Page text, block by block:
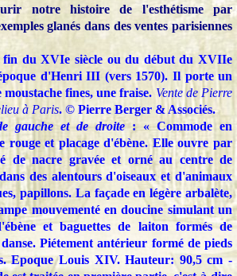
notre histoire de l'esthétisme par
glanés dans des ventes parisiennes
fin du XVIe siècle ou du début du XVIIe
d'Henri III (vers 1570). Il porte un
fines, une fraise. Vente de Pierre
à Paris. © Pierre Berger & Associés.
gauche et de droite: « Commode en
et placage d'ébène. Elle ouvre par
de nacre gravée et orné au centre de
des alentours d'oiseaux et d'animaux
papillons. La façade en légère arbalète,
mouvementé en doucine simulant un
et baguettes de laiton formés de
Piétement antérieur formé de pieds
Epoque Louis XIV. Hauteur: 90,5 cm -